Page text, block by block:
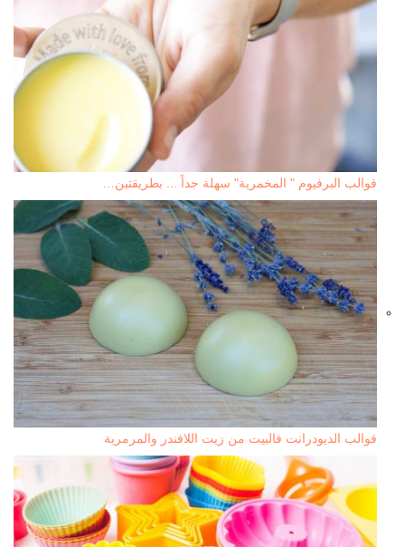
قوالب البرفيوم " المخمرية" سهلة جداً ... بطريقتين…
قوالب الديودرانت فالبيت من زيت اللافندر والمرمرية